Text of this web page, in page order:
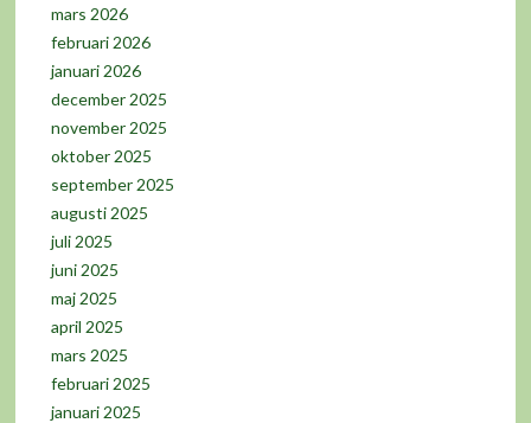
mars 2026
februari 2026
januari 2026
december 2025
november 2025
oktober 2025
september 2025
augusti 2025
juli 2025
juni 2025
maj 2025
april 2025
mars 2025
februari 2025
januari 2025